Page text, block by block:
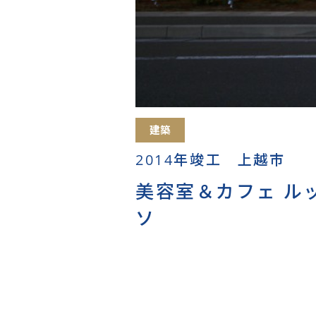
建築
2014年竣工 上越市
美容室＆カフェ ル
ソ